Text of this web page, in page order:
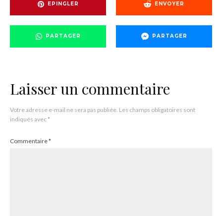
EPINGLER ENVOYER
PARTAGER PARTAGER
Laisser un commentaire
Votre adresse e-mail ne sera pas publiée. Les champs obligatoires sont
indiqués avec*
Commentaire*